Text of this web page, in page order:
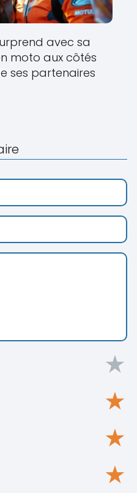
avec sa
moto aux côtés
ses partenaires
★
★
★
★